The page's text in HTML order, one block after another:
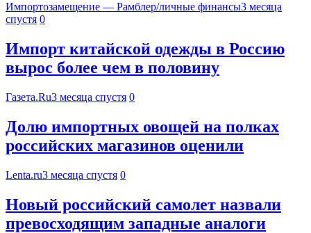
Импортозамещение — Рамблер/личные финансы3 месяца
спустя 0
Импорт китайской одежды в Россию
вырос более чем в половину
Газета.Ru3 месяца спустя 0
Долю импортных овощей на полках
российских магазинов оценили
Lenta.ru3 месяца спустя 0
Новый российский самолет назвали
превосходящим западные аналоги